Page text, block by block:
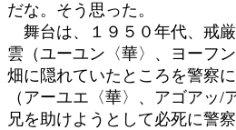
だな。そう思った。
舞台は、１９５０年代、戒
雲（ユーユン〈華〉、ヨーフ
畑に隠れていたところを警察
（アーユエ〈華〉、アゴアッ/
兄を助けようとして必死に警